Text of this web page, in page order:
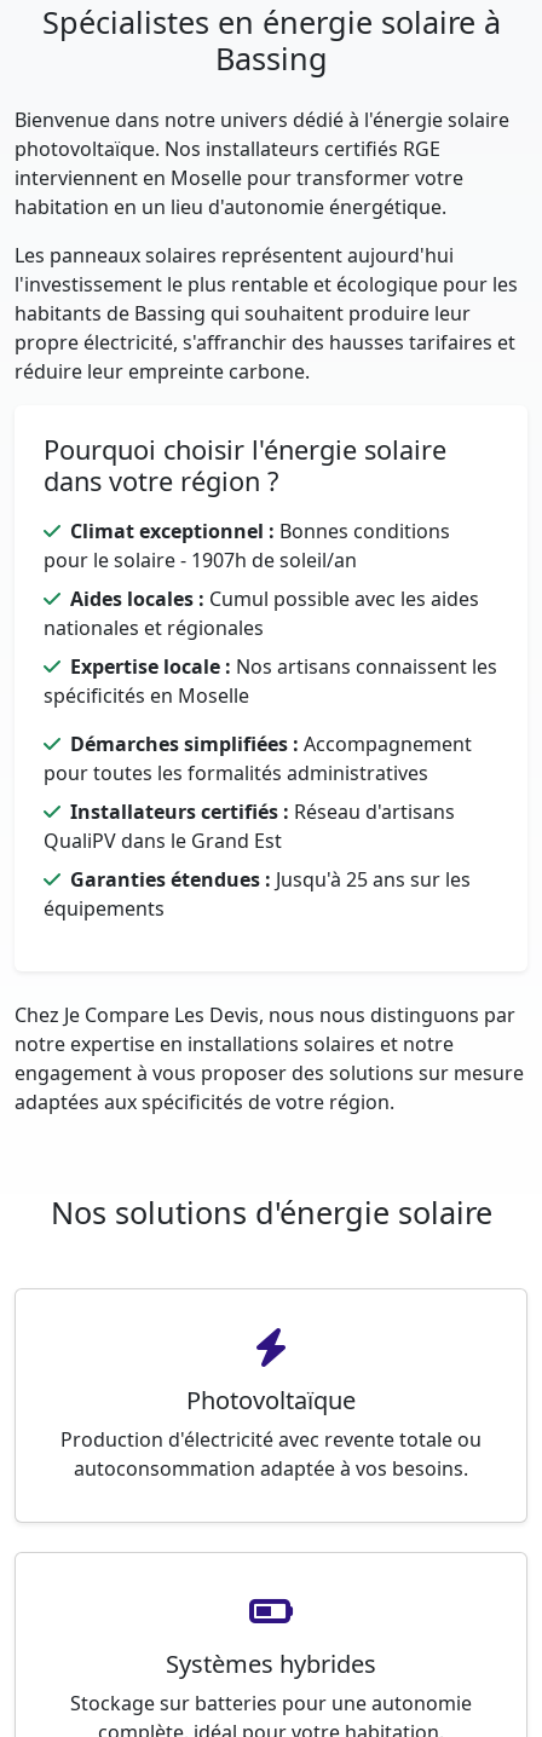
Spécialistes en énergie solaire à
Bassing
Bienvenue dans notre univers dédié à l'énergie solaire
photovoltaïque. Nos installateurs certifiés RGE
interviennent en Moselle pour transformer votre
habitation en un lieu d'autonomie énergétique.
Les panneaux solaires représentent aujourd'hui
l'investissement le plus rentable et écologique pour les
habitants de Bassing qui souhaitent produire leur
propre électricité, s'affranchir des hausses tarifaires et
réduire leur empreinte carbone.
Pourquoi choisir l'énergie solaire
dans votre région ?
Climat exceptionnel : Bonnes conditions
pour le solaire - 1907h de soleil/an
Aides locales : Cumul possible avec les aides
nationales et régionales
Expertise locale : Nos artisans connaissent les
spécificités en Moselle
Démarches simplifiées : Accompagnement
pour toutes les formalités administratives
Installateurs certifiés : Réseau d'artisans
QualiPV dans le Grand Est
Garanties étendues : Jusqu'à 25 ans sur les
équipements
Chez Je Compare Les Devis, nous nous distinguons par
notre expertise en installations solaires et notre
engagement à vous proposer des solutions sur mesure
adaptées aux spécificités de votre région.
Nos solutions d'énergie solaire
Photovoltaïque
Production d'électricité avec revente totale ou
autoconsommation adaptée à vos besoins.
Systèmes hybrides
Stockage sur batteries pour une autonomie